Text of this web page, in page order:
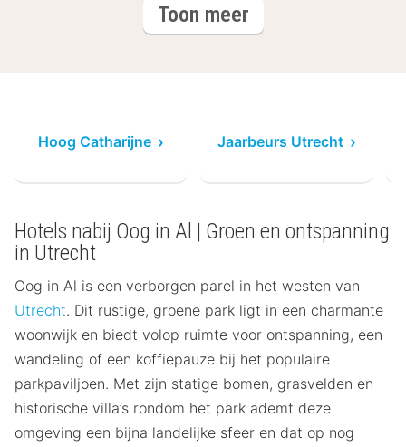
Toon meerhotels
Hoog Catharijne Jaarbeurs Utrecht
Hotels nabij Oog in Al | Groen en ontspanning
in Utrecht
Oog in Al is een verborgen parel in het westen van
Utrecht. Dit rustige, groene park ligt in een charmante
woonwijk en biedt volop ruimte voor ontspanning, een
wandeling of een koffiepauze bij het populaire
parkpaviljoen. Met zijn statige bomen, grasvelden en
historische villa’s rondom het park ademt deze
omgeving een bijna landelijke sfeer en dat op nog